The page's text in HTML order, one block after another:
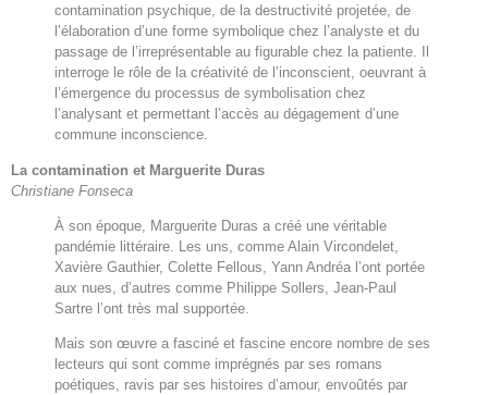
contamination psychique, de la destructivité projetée, de
l’élaboration d’une forme symbolique chez l’analyste et du
passage de l’irreprésentable au figurable chez la patiente. Il
interroge le rôle de la créativité de l’inconscient, oeuvrant à
l’émergence du processus de symbolisation chez
l’analysant et permettant l’accès au dégagement d’une
commune inconscience.
La contamination et Marguerite Duras
Christiane Fonseca
À son époque, Marguerite Duras a créé une véritable
pandémie littéraire. Les uns, comme Alain Vircondelet,
Xavière Gauthier, Colette Fellous, Yann Andréa l’ont portée
aux nues, d’autres comme Philippe Sollers, Jean-Paul
Sartre l’ont très mal supportée.
Mais son œuvre a fasciné et fascine encore nombre de ses
lecteurs qui sont comme imprégnés par ses romans
poétiques, ravis par ses histoires d’amour, envoûtés par